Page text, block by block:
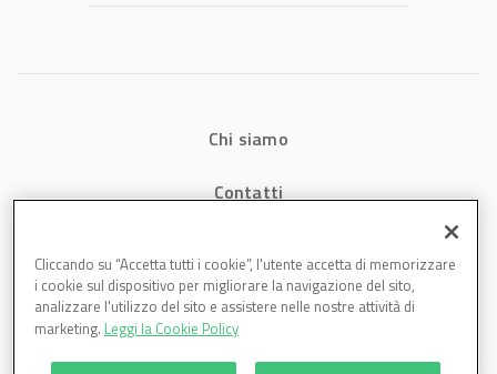
Chi siamo
Contatti
Cookies
Cliccando su “Accetta tutti i cookie”, l'utente accetta di memorizzare
i cookie sul dispositivo per migliorare la navigazione del sito,
analizzare l'utilizzo del sito e assistere nelle nostre attività di
marketing. Leggi la Cookie Policy